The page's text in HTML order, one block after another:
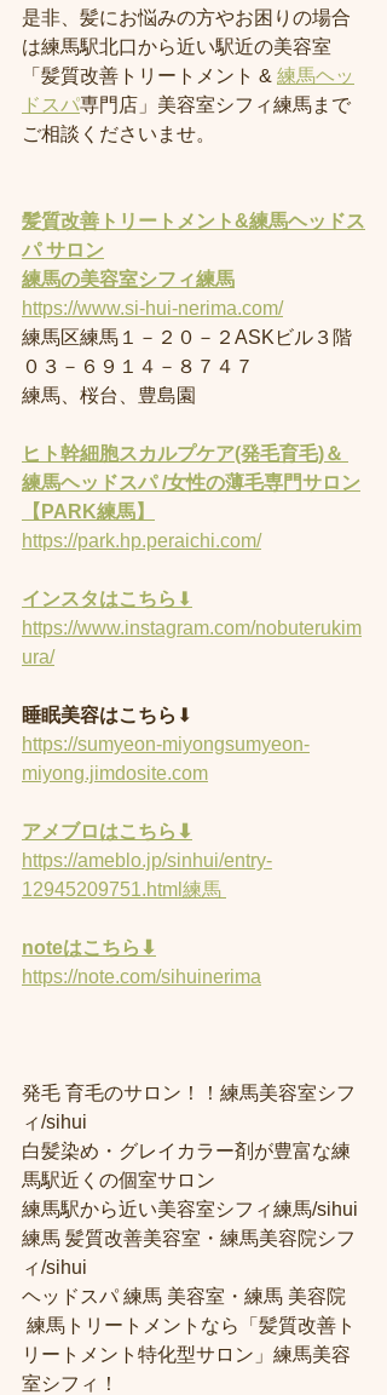
是非、髪にお悩みの方やお困りの場合
は練馬駅北口から近い駅近の美容室
「髪質改善トリートメント & 練馬ヘッ
ドスパ専門店」美容室シフィ練馬まで
ご相談くださいませ。
髪質改善トリートメント&練馬ヘッドス
パ サロン
練馬の美容室シフィ練馬
https://www.si-hui-nerima.com/
練馬区練馬１－２０－２ASKビル３階
０３－６９１４－８７４７
練馬、桜台、豊島園
ヒト幹細胞スカルプケア(発毛育毛)＆
練馬ヘッドスパ /女性の薄毛専門サロン
【PARK練馬】
https://park.hp.peraichi.com/
インスタはこちら ⬇︎
https://www.instagram.com/nobuterukim
ura/
睡眠美容はこちら ⬇︎
https://sumyeon-miyongsumyeon-
miyong.jimdosite.com
アメブロはこちら⬇︎
https://ameblo.jp/sinhui/entry-
12945209751.html練馬
noteはこちら⬇︎
https://note.com/sihuinerima
発毛 育毛のサロン！！練馬美容室シフ
ィ/sihui
白髪染め・グレイカラー剤が豊富な練
馬駅近くの個室サロン
練馬駅から近い美容室シフィ練馬/sihui
練馬 髪質改善美容室・練馬美容院シフ
ィ/sihui
ヘッドスパ 練馬 美容室・練馬 美容院
練馬トリートメントなら「髪質改善ト
リートメント特化型サロン」練馬美容
室シフィ！